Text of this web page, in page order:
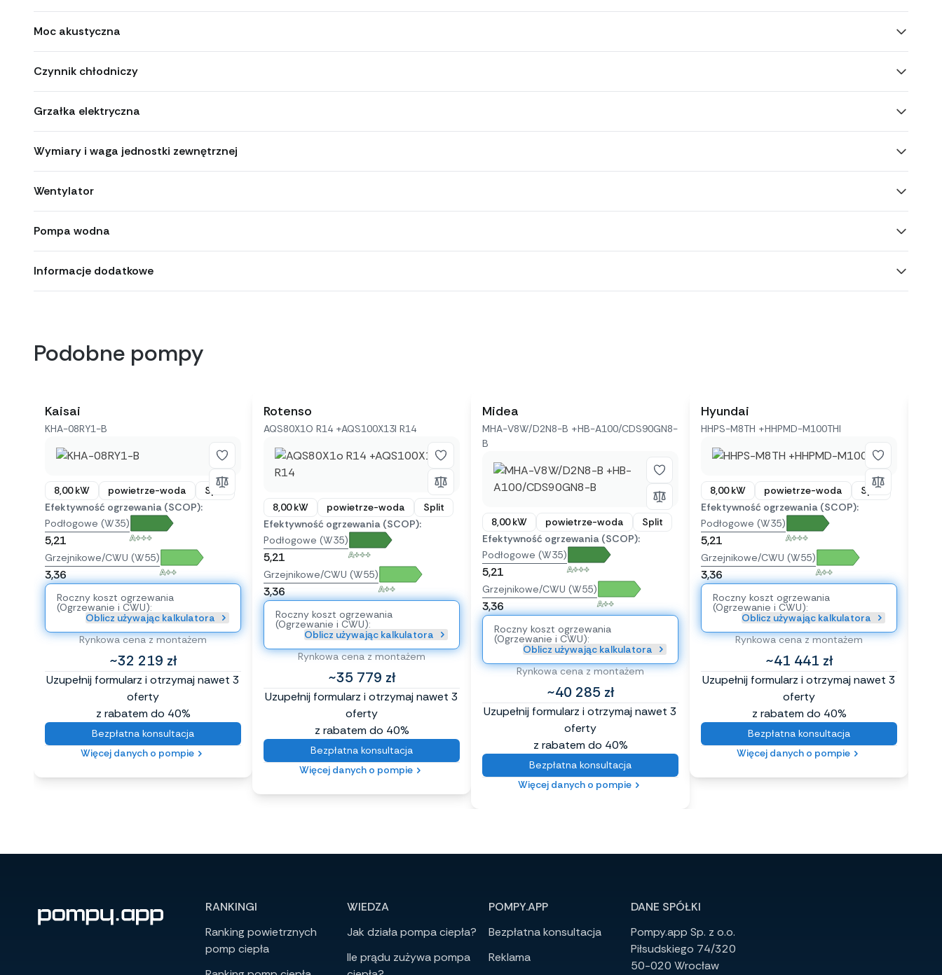
Moc akustyczna
Czynnik chłodniczy
Grzałka elektryczna
Wymiary i waga jednostki zewnętrznej
Wentylator
Pompa wodna
Informacje dodatkowe
Podobne pompy
Kaisai
KHA-08RY1-B
8,00 kW powietrze-woda
Split
Efektywność ogrzewania (SCOP):
Podłogowe (W35)
5,21 A+++
Grzejnikowe/CWU (W55)
3,36 A++
Roczny koszt ogrzewania
(Ogrzewanie i CWU):
Oblicz używając kalkulatora
Rynkowa cena z montażem
~32 219 zł
Uzupełnij formularz i otrzymaj nawet 3
oferty
z rabatem do 40%
Bezpłatna konsultacja
Więcej danych o pompie
Rotenso
AQS80X1O R14 +AQS100X13I R14
8,00 kW powietrze-woda
Split
Efektywność ogrzewania (SCOP):
Podłogowe (W35)
5,21 A+++
Grzejnikowe/CWU (W55)
3,36 A++
Roczny koszt ogrzewania
(Ogrzewanie i CWU):
Oblicz używając kalkulatora
Rynkowa cena z montażem
~35 779 zł
Uzupełnij formularz i otrzymaj nawet 3
oferty
z rabatem do 40%
Bezpłatna konsultacja
Więcej danych o pompie
Midea
MHA-V8W/D2N8-B +HB-A100/CDS90GN8-
B
8,00 kW powietrze-woda
Split
Efektywność ogrzewania (SCOP):
Podłogowe (W35)
5,21 A+++
Grzejnikowe/CWU (W55)
3,36 A++
Roczny koszt ogrzewania
(Ogrzewanie i CWU):
Oblicz używając kalkulatora
Rynkowa cena z montażem
~40 285 zł
Uzupełnij formularz i otrzymaj nawet 3
oferty
z rabatem do 40%
Bezpłatna konsultacja
Więcej danych o pompie
Hyundai
HHPS-M8TH +HHPMD-M100THI
8,00 kW powietrze-woda
Split
Efektywność ogrzewania (SCOP):
Podłogowe (W35)
5,21 A+++
Grzejnikowe/CWU (W55)
3,36 A++
Roczny koszt ogrzewania
(Ogrzewanie i CWU):
Oblicz używając kalkulatora
Rynkowa cena z montażem
~41 441 zł
Uzupełnij formularz i otrzymaj nawet 3
oferty
z rabatem do 40%
Bezpłatna konsultacja
Więcej danych o pompie
RANKINGI
Ranking powietrznych
pomp ciepła
WIEDZA
Jak działa pompa ciepła?
Ile prądu zużywa pompa
POMPY.APP
Bezpłatna konsultacja
Reklama
DANE SPÓŁKI
Pompy.app Sp. z o.o.
Piłsudskiego 74/320
50-020 Wrocław